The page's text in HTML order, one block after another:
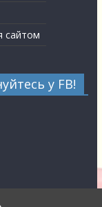
сайтом
у FB!